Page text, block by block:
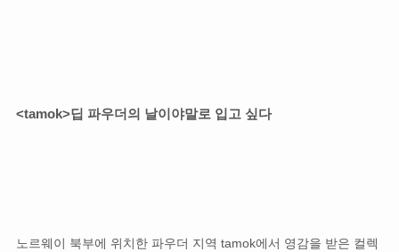
<tamok>딥 파우더의 날이야말로 입고 싶다
노르웨이 북부에 위치한 파우더 지역 tamok에서 영감을 받은 컬렉